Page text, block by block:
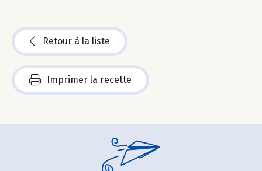
Retour à la liste
Imprimer la recette